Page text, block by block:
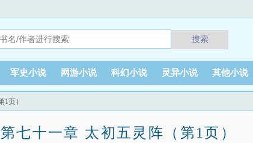
搜索
军史小说 网游小说 科幻小说 灵异小说 其他小说
页）
第七十一章 太初五灵阵（第1页）